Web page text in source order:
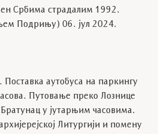
Србима страдалим 1992.
Подрињу) 06. јул 2024.
Поставка аутобуса на паркингу
Путовање преко Лознице
у јутарњим часовима.
Литургији и помену